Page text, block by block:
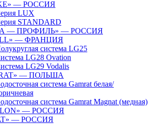
— РОССИЯ
LUX
STANDARD
— ПРОФИЛЬ» — РОССИЯ
— ФРАНЦИЯ
система LG25
LG28 Ovation
LG29 Vodalis
— ПОЛЬША
система Gamrat белая/
система Gamrat Magnat (медная)
— РОССИЯ
— РОССИЯ